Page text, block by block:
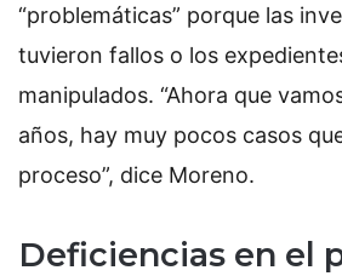
“problemáticas” porque las
tuvieron fallos o los
manipulados. “Ahora que
años, hay muy pocos casos
proceso”, dice Moreno.
Deficiencias en el